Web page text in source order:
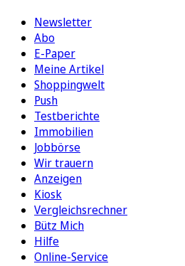
Newsletter
Abo
E-Paper
Meine Artikel
Shoppingwelt
Push
Testberichte
Immobilien
Jobbörse
Wir trauern
Anzeigen
Kiosk
Vergleichsrechner
Bütz Mich
Hilfe
Online-Service